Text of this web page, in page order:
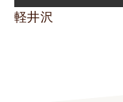
軽井沢